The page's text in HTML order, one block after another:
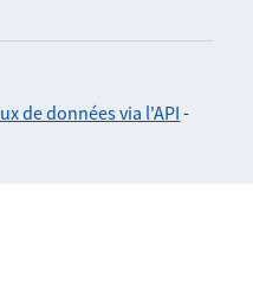
de données via l'API -